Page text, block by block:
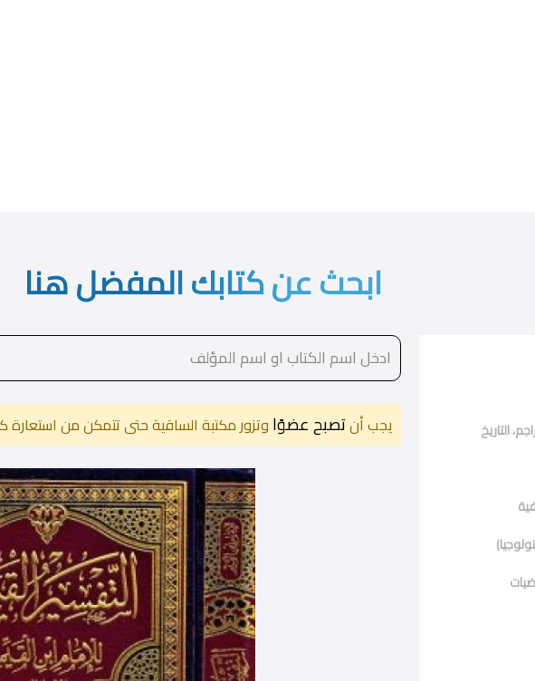
ابحث عن كتابك المفضل هنا
التاريخ
يجب أنتصبح عضوًا وتزور مكتبة الساقية حتى تتمكن من استعارة